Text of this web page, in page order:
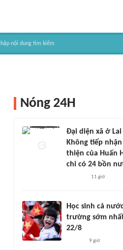
Nóng 24H
Đại diện xã ở Lai
Không tiếp
thiện của Huấn
chỉ có 24 bồn
11 giờ
Học sinh cả
trường sớm
22/8
9 giờ